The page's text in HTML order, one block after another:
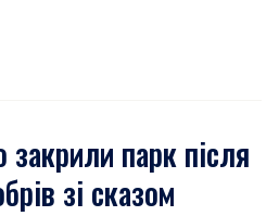
парк після
зі сказом